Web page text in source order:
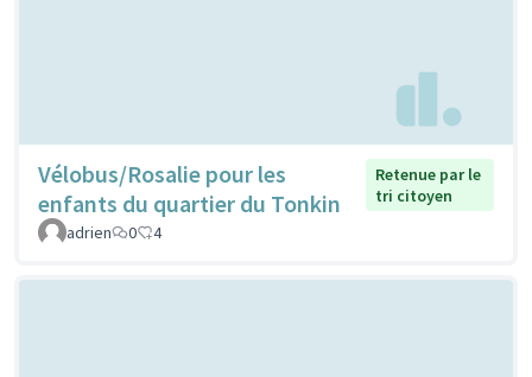
Vélobus/Rosalie pour les
enfants du quartier du Tonkin
Retenue par le
tri citoyen
adrien
0 4